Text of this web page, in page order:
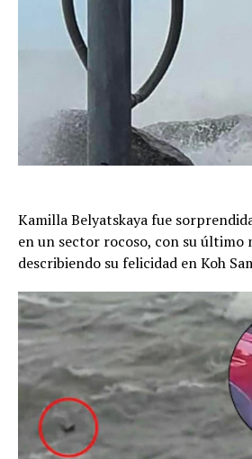
Kamilla Belyatskaya fue
en un sector rocoso, con su último
describiendo su felicidad en Koh